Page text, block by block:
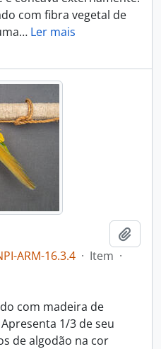
com fibra vegetal de
… Ler mais
ARM-16.3.4 · Item ·
com madeira de
1/3 de seu
de algodão na cor